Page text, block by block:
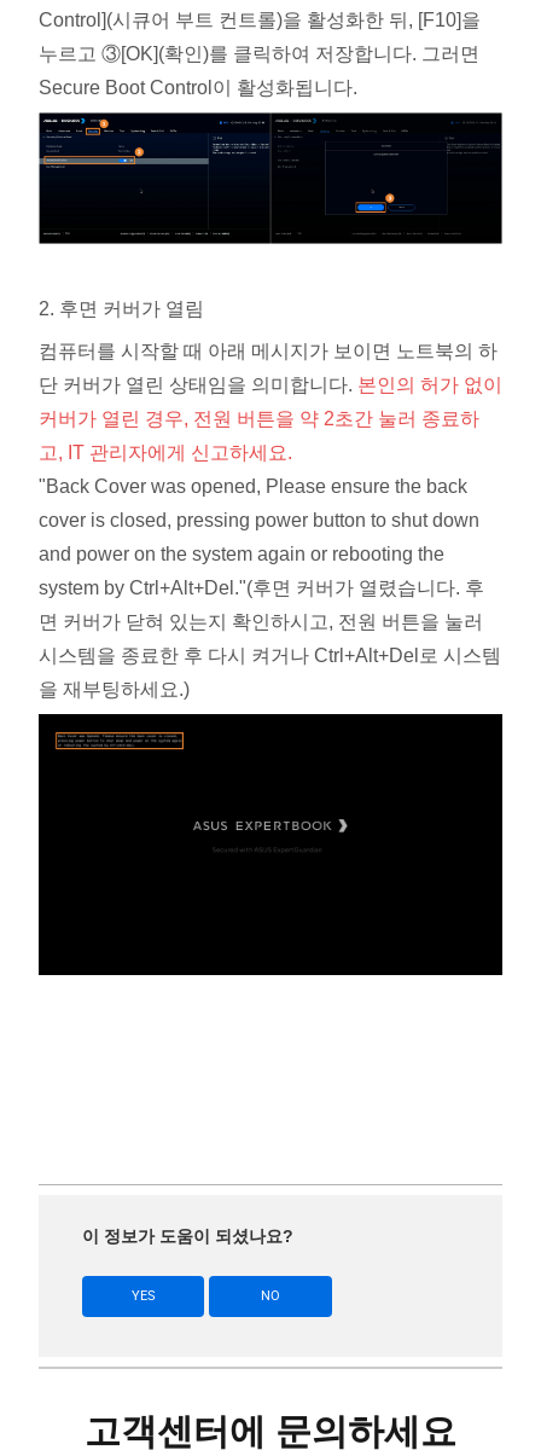
Control](시큐어 부트 컨트롤)을 활성화한 뒤, [F10]을
누르고 ③[OK](확인)를 클릭하여 저장합니다. 그러면
Secure Boot Control이 활성화됩니다.
2. 후면 커버가 열림
컴퓨터를 시작할 때 아래 메시지가 보이면 노트북의 하
단 커버가 열린 상태임을 의미합니다. 본인의 허가 없이
커버가 열린 경우, 전원 버튼을 약 2초간 눌러 종료하
고, IT 관리자에게 신고하세요.
"Back Cover was opened, Please ensure the back
cover is closed, pressing power button to shut down
and power on the system again or rebooting the
system by Ctrl+Alt+Del."(후면 커버가 열렸습니다. 후
면 커버가 닫혀 있는지 확인하시고, 전원 버튼을 눌러
시스템을 종료한 후 다시 켜거나 Ctrl+Alt+Del로 시스템
을 재부팅하세요.)
이 정보가 도움이 되셨나요?
YES NO
고객센터에 문의하세요